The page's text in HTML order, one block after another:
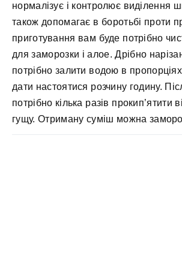
нормалізує і контролює виділення
також допомагає в боротьбі проти
приготування вам буде потрібно
для заморозки і алое. Дрібно
потрібно залити водою в
дати настоятися розчину годину.
потрібно кілька разів прокип’ятити
гущу. Отриману суміш можна